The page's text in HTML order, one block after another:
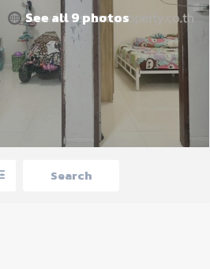
See all 9 photos